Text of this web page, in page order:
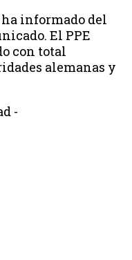
ha informado del
El PPE
con total
alemanas y
-